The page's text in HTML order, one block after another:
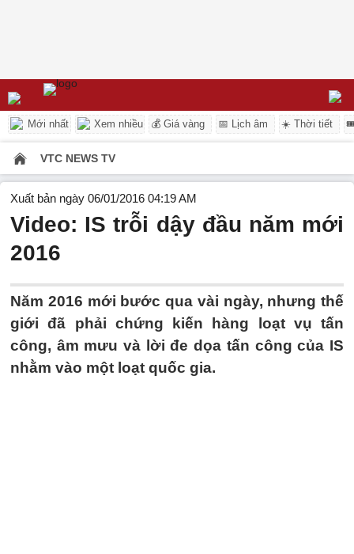
Mới nhất Xem nhiều 💰 Giá vàng 📅 Lịch âm ☀️ Thời tiết
VTC NEWS TV
Xuất bản ngày 06/01/2016 04:19 AM
Video: IS trỗi dậy đầu năm mới
2016
Năm 2016 mới bước qua vài ngày, nhưng thế
giới đã phải chứng kiến hàng loạt vụ tấn
công, âm mưu và lời đe dọa tấn công của IS
nhằm vào một loạt quốc gia.